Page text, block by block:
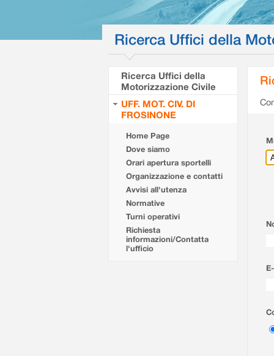
Ricerca Uffici della
Ricerca Uffici della
Motorizzazione Civile
UFF. MOT. CIV. DI
FROSINONE
Home Page
Dove siamo
Orari apertura sportelli
Organizzazione e contatti
Avvisi all'utenza
Normative
Turni operativi
Richiesta
informazioni/Contatta
l'ufficio